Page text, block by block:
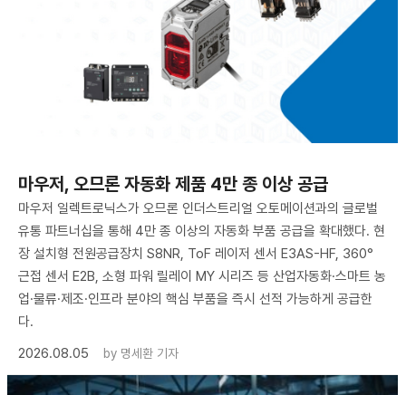
마우저, 오므론 자동화 제품 4만 종 이상 공급
마우저 일렉트로닉스가 오므론 인더스트리얼 오토메이션과의 글로벌
유통 파트너십을 통해 4만 종 이상의 자동화 부품 공급을 확대했다. 현
장 설치형 전원공급장치 S8NR, ToF 레이저 센서 E3AS-HF, 360°
근접 센서 E2B, 소형 파워 릴레이 MY 시리즈 등 산업자동화·스마트 농
업·물류·제조·인프라 분야의 핵심 부품을 즉시 선적 가능하게 공급한
다.
2026.08.05
by 명세환 기자